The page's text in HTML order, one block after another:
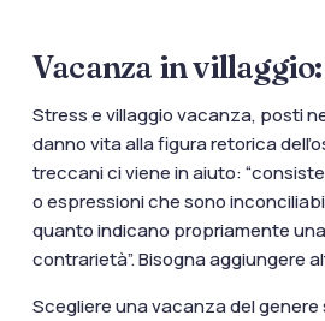
Vacanza in
Stress e villaggio vacanza, posti
danno vita alla figura retorica
treccani ci viene in aiuto:
o espressioni che sono
quanto indicano propriamente
contrarietà”. Bisogna aggiungere
Scegliere una vacanza del